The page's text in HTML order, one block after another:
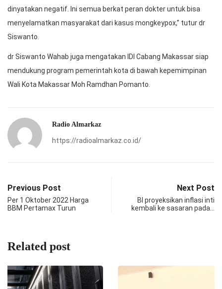
dinyatakan negatif. Ini semua berkat peran dokter untuk bisa
menyelamatkan masyarakat dari kasus mongkeypox,” tutur dr
Siswanto.
dr Siswanto Wahab juga mengatakan IDI Cabang Makassar siap
mendukung program pemerintah kota di bawah kepemimpinan
Wali Kota Makassar Moh Ramdhan Pomanto.
Radio Almarkaz
https://radioalmarkaz.co.id/
Previous Post
Per 1 Oktober 2022 Harga
BBM Pertamax Turun
Next Post
BI proyeksikan inflasi inti
kembali ke sasaran pada…
Related post